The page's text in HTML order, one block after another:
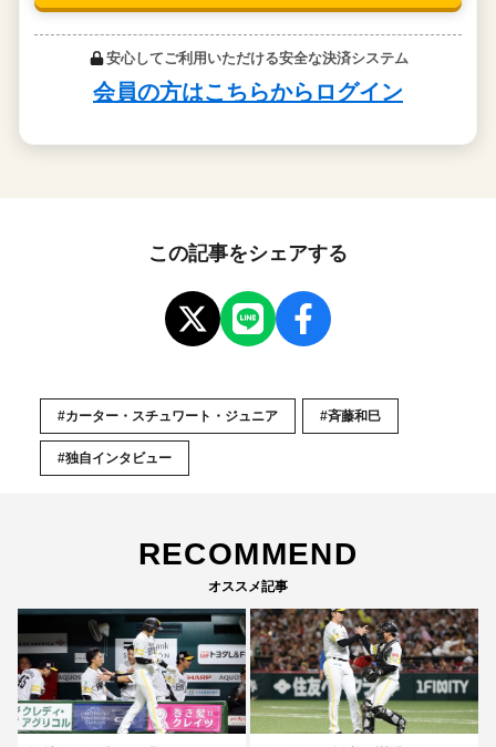
この記事をシェアする
#カーター・スチュワート・ジュニア #斉藤和巳
#独自インタビュー
RECOMMEND
オススメ記事